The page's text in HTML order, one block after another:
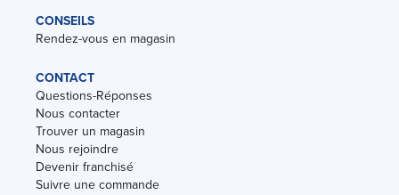
CONSEILS
Rendez-vous en magasin
CONTACT
Questions-Réponses
Nous contacter
Trouver un magasin
Nous rejoindre
Devenir franchisé
Suivre une commande